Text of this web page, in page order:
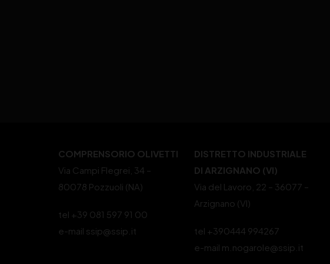
COMPRENSORIO OLIVETTI
Via Campi Flegrei, 34 –
80078 Pozzuoli (NA)
tel +39 081 597 91 00
e-mail ssip@ssip.it
DISTRETTO INDUSTRIALE
DI ARZIGNANO (VI)
Via del Lavoro, 22 – 36077 –
Arzignano (VI)
tel +390444 994267
e-mail m.nogarole@ssip.it